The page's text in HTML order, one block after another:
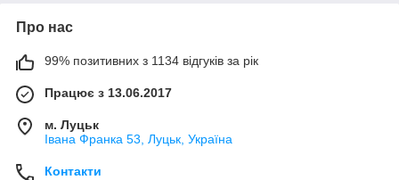
Про нас
99% позитивних з 1134 відгуків за рік
Працює з 13.06.2017
м. Луцьк
Івана Франка 53, Луцьк, Україна
Контакти